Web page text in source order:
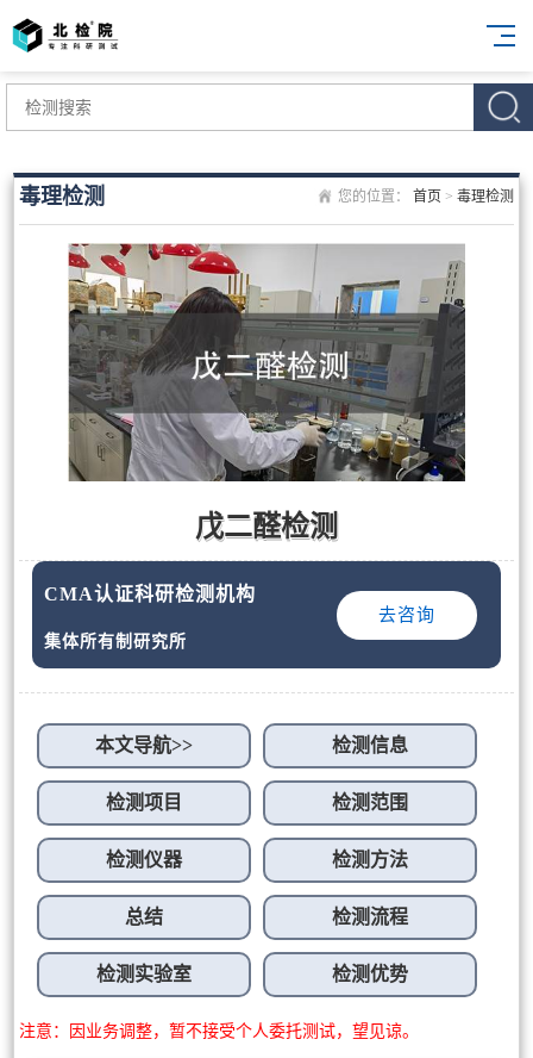
您的位置： 首页 > 毒理检测
毒理检测
戊二醛检测
CMA认证科研检测机构
集体所有制研究所
去咨询
本文导航>> 检测信息
检测项目 检测范围
检测仪器 检测方法
总结 检测流程
检测实验室 检测优势
注意：因业务调整，暂不接受个人委托测试，望见谅。